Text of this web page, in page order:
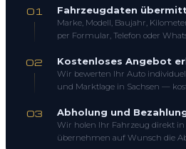
01 Fahrzeugdaten
Marke, Modell, Baujahr,
per Formular, Telefon oder
02 Kostenloses Angebot
Wir bewerten Ihr Auto
und Marktlage in Sachsen —
03 Abholung und
Wir holen Ihr Fahrzeug direkt in
übernehmen auf Wunsch die